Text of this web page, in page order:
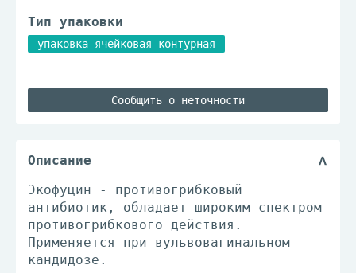
Тип упаковки
упаковка ячейковая контурная
Сообщить о неточности
Описание
Экофуцин - противогрибковый
антибиотик, обладает широким спектром
противогрибкового действия.
Применяется при вульвовагинальном
кандидозе.